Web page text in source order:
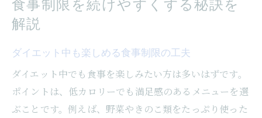
パーソナルトレーナーと進める食事改善法
ストレスを減らす食事管理のアイデア
理想の体型を目指す継続的なダイエット法
食事制限を続けやすくする秘訣を
解説
ダイエット中も楽しめる食事制限の工夫
ダイエット中でも食事を楽しみたい方は多いはずです。
ポイントは、低カロリーでも満足感のあるメニューを選
ぶことです。例えば、野菜やきのこ類をたっぷり使った